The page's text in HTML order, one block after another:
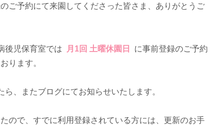
ご予約にて来園してくださった皆さま、ありがとうご
後児保育室では 月1回 土曜休園日
に事前登録のご予約
ります。
、またブログにてお知らせいたします。
ので、すでに利用登録されている方には、更新のお手